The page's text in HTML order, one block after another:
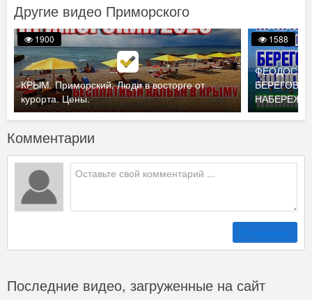
Другие видео Приморского
КРЫМ. Приморский. Люди в восторге от
курорта. Цены.
1900
ФЕОДОСИЯ
1588
Комментарии
Отправить
Последние видео, загруженные на сайт